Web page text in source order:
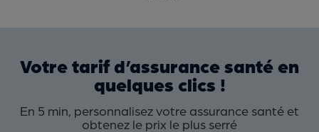
Votre tarif d’assurance santé en
quelques clics !
En 5 min, personnalisez votre assurance santé et
obtenez le prix le plus serré